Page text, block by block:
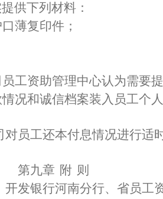
供下列材料：
薄复印件；
工资助管理中心认为需要
况和诚信档案装入员工个
员工还本付息情况进行适
第九章 附 则
发银行河南分行、省员工